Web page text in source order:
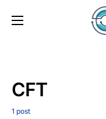
CFT
1 post